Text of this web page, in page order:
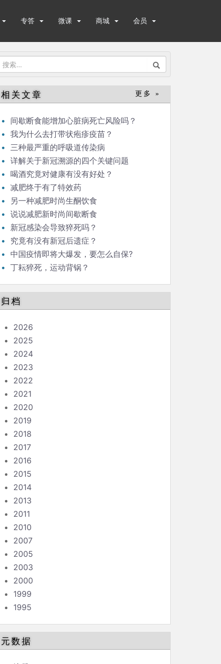
专答 微课 商城 会员
搜
：
相关文章 更多 »
间歇断食能增加心脏病死亡风险吗？
我为什么去打带状疱疹疫苗？
三种最严重的呼吸道传染病
详解关于新冠溯源的四个关键问题
喝酒究竟对健康有没有好处？
减肥终于有了特效药
另一种减肥时尚生酮饮食
说说减肥新时尚间歇断食
新冠感染会导致猝死吗？
究竟有没有新冠后遗症？
中国疫情即将大爆发，要怎么自保?
丁耘猝死，运动背锅？
归档
2026
2025
2024
2023
2022
2021
2020
2019
2018
2017
2016
2015
2014
2013
2011
2010
2007
2005
2003
2000
1999
1995
元数据